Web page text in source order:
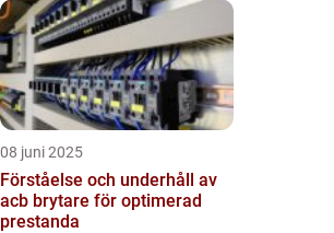
08 juni 2025
Förståelse och underhåll av
acb brytare för optimerad
prestanda